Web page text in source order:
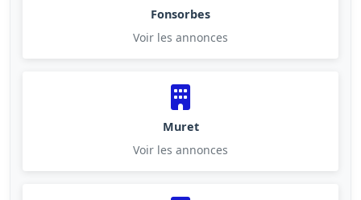
Fonsorbes
Voir les annonces
Muret
Voir les annonces